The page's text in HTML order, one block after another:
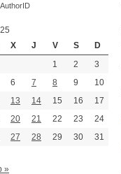
X J V S
D
1
2
3
6 7 8 9
10
13 14 15 16
17
20 21 22 23
24
27 28 29 30 31
»